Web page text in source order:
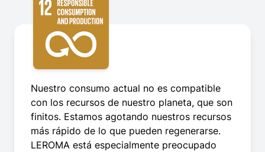
Nuestro consumo actual no es compatible
con los recursos de nuestro planeta, que son
finitos. Estamos agotando nuestros recursos
más rápido de lo que pueden regenerarse.
LEROMA está especialmente preocupado